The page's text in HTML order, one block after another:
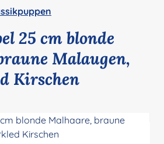
25 cm blonde
Malaugen,
Kirschen